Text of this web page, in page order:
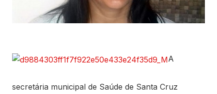
A
secretária municipal de Saúde de Santa Cruz